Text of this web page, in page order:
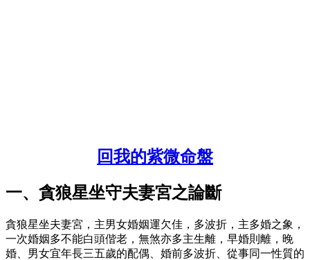
回我的紫微命盤
一、貪狼星坐守夫妻宮之論斷
貪狼星坐夫妻宮，主男女婚姻運欠佳，多波折，主多婚之象，
一次婚姻多不能白頭偕老，無煞亦多主生離，早婚則離，晚
婚、男女宜年長三五歲的配偶、婚前多波折、從事同一性質的